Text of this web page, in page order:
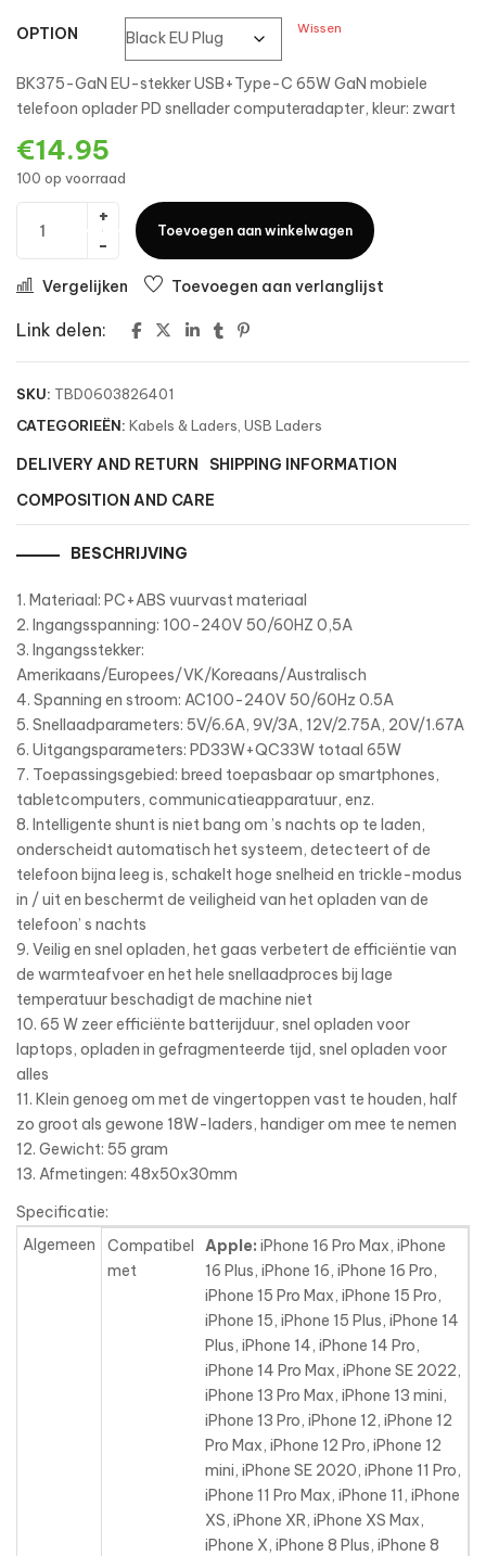
OPTION Wissen
BK375-GaN EU-stekker USB+Type-C 65W GaN mobiele
telefoon oplader PD snellader computeradapter, kleur: zwart
€14.95
100 op voorraad
Toevoegen aan winkelwagen
Vergelijken Toevoegen aan verlanglijst
Link delen:
SKU: TBD0603826401
CATEGORIEËN: Kabels & Laders USB Laders
DELIVERY AND RETURN
SHIPPING INFORMATION
COMPOSITION AND CARE
BESCHRIJVING
1. Materiaal: PC+ABS vuurvast materiaal
2. Ingangsspanning: 100-240V 50/60HZ 0,5A
3. Ingangsstekker:
Amerikaans/Europees/VK/Koreaans/Australisch
4. Spanning en stroom: AC100-240V 50/60Hz 0.5A
5. Snellaadparameters: 5V/6.6A, 9V/3A, 12V/2.75A, 20V/1.67A
6. Uitgangsparameters: PD33W+QC33W totaal 65W
7. Toepassingsgebied: breed toepasbaar op smartphones,
tabletcomputers, communicatieapparatuur, enz.
8. Intelligente shunt is niet bang om ’s nachts op te laden,
onderscheidt automatisch het systeem, detecteert of de
telefoon bijna leeg is, schakelt hoge snelheid en trickle-modus
in / uit en beschermt de veiligheid van het opladen van de
telefoon’ s nachts
9. Veilig en snel opladen, het gaas verbetert de efficiëntie van
de warmteafvoer en het hele snellaadproces bij lage
temperatuur beschadigt de machine niet
10. 65 W zeer efficiënte batterijduur, snel opladen voor
laptops, opladen in gefragmenteerde tijd, snel opladen voor
alles
11. Klein genoeg om met de vingertoppen vast te houden, half
zo groot als gewone 18W-laders, handiger om mee te nemen
12. Gewicht: 55 gram
13. Afmetingen: 48x50x30mm
Specificatie:
Algemeen
Compatibel
met
Apple: iPhone 16 Pro Max, iPhone
16 Plus, iPhone 16, iPhone 16 Pro,
iPhone 15 Pro Max, iPhone 15 Pro,
iPhone 15, iPhone 15 Plus, iPhone 14
Plus, iPhone 14, iPhone 14 Pro,
iPhone 14 Pro Max, iPhone SE 2022,
iPhone 13 Pro Max, iPhone 13 mini,
iPhone 13 Pro, iPhone 12, iPhone 12
Pro Max, iPhone 12 Pro, iPhone 12
mini, iPhone SE 2020, iPhone 11 Pro,
iPhone 11 Pro Max, iPhone 11, iPhone
XS, iPhone XR, iPhone XS Max,
iPhone X, iPhone 8 Plus, iPhone 8